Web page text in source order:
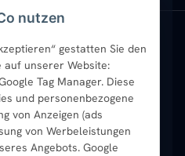
nutzen
gestatten Sie den
auf unserer Website:
Tag Manager. Diese
und personenbezogene
von Anzeigen (ads
von Werbeleistungen
Angebots. Google
Handtuchheizkörper
Vertikal-Heizkörper
Badheizkörper Schwarz
ZubehörAktuelle Angebote